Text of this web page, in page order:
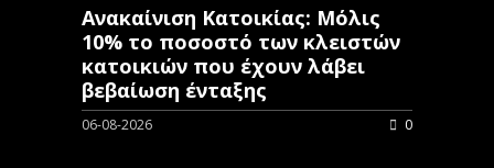
Ανακαίνιση Κατοικίας: Μόλις
10% το ποσοστό των κλειστών
κατοικιών που έχουν λάβει
βεβαίωση ένταξης
06-08-2026 0